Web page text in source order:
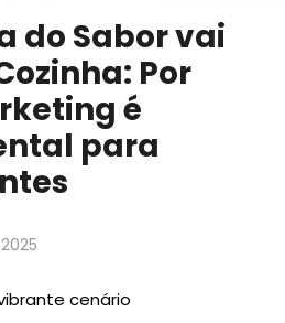
do Sabor vai
Por
é
para
cenário